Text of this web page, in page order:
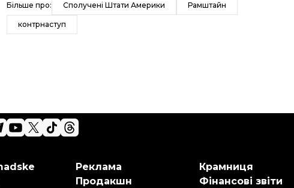
Більше про: Сполучені Штати Америки Рамштайн
контрнаступ
Реклама
Продакшн
Крамниця
Фінансові звіти